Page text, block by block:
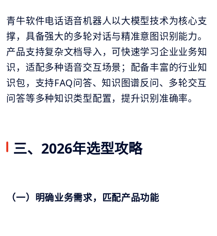
青牛软件电话语音机器人以大模型技术为核心支
撑，具备强大的多轮对话与精准意图识别能力。
产品支持复杂文档导入，可快速学习企业业务知
识，适配多种语音交互场景；配备丰富的行业知
识包，支持FAQ问答、知识图谱反问、多轮交互
问答等多种知识类型配置，提升识别准确率。
三、2026年选型攻略
（一）明确业务需求，匹配产品功能